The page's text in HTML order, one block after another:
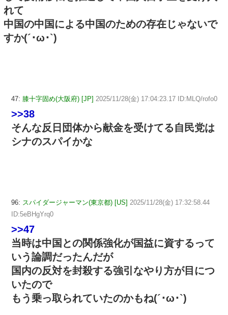
れて
中国の中国による中国のための存在じゃないで
すか(´･ω･`)
47: 膝十字固め(大阪府) [JP] 2025/11/28(金) 17:04:23.17 ID:MLQ/rofo0
>>38
そんな反日団体から献金を受けてる自民党は
シナのスパイかな
96: スパイダージャーマン(東京都) [US] 2025/11/28(金) 17:32:58.44
ID:5eBHgYrq0
>>47
当時は中国との関係強化が国益に資するって
いう論調だったんだが
国内の反対を封殺する強引なやり方が目につ
いたので
もう乗っ取られていたのかもね(´･ω･`)